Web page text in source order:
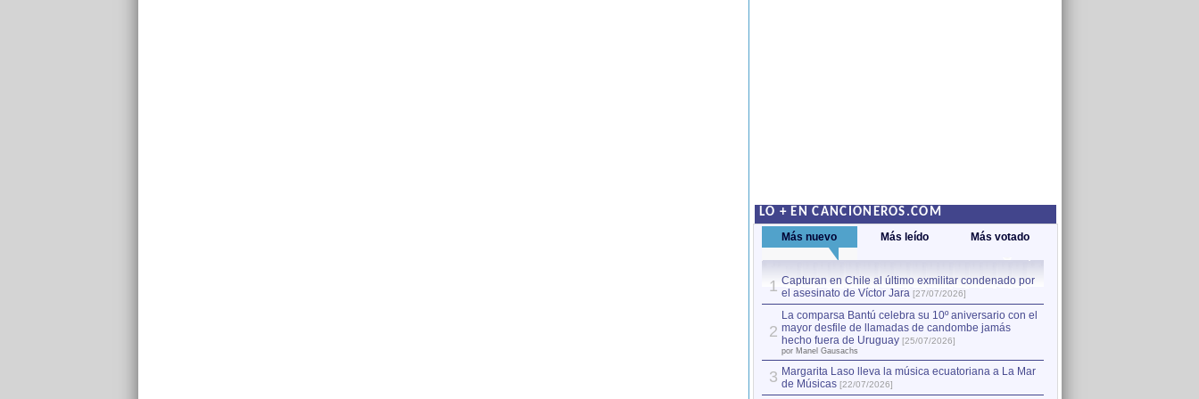
LO + EN CANCIONEROS.COM
Más nuevo Más leído Más votado
1 Capturan en Chile al último exmilitar condenado por
el asesinato de Víctor Jara [27/07/2026]
2
La comparsa Bantú celebra su 10º aniversario con el
mayor desfile de llamadas de candombe jamás
hecho fuera de Uruguay [25/07/2026]
por Manel Gausachs
3 Margarita Laso lleva la música ecuatoriana a La Mar
de Músicas [22/07/2026]